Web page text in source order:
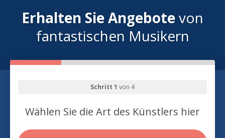
Erhalten Sie Angebotevon
fantastischen Musikern
Schritt 1 von 4
Wählen Sie die Art des Künstlers hier